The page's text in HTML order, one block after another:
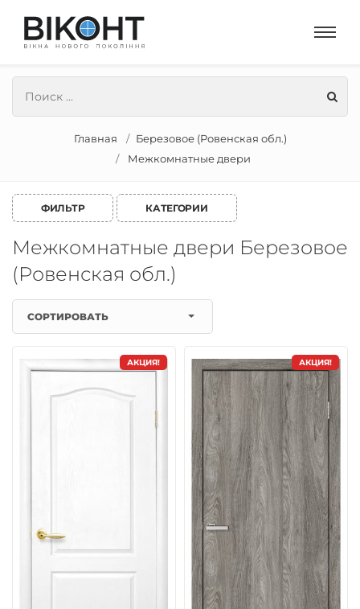
Главная
Березовое (Ровенская обл.)
Межкомнатные двери
ФИЛЬТР КАТЕГОРИИ
Межкомнатные двери Березовое
(Ровенская обл.)
СОРТИРОВАТЬ
АКЦИЯ! АКЦИЯ!